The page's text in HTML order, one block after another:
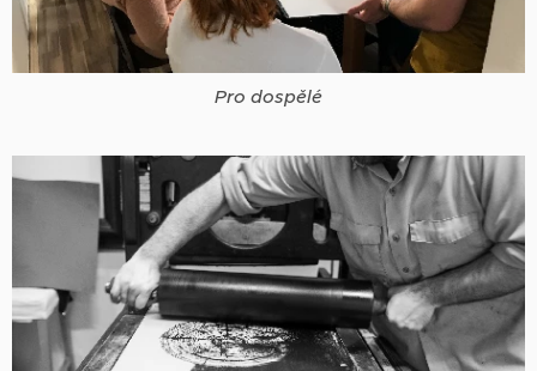
Pro dospělé